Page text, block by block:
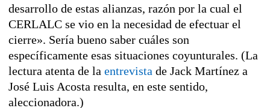
desarrollo de estas alianzas, razón por la cual el
CERLALC se vio en la necesidad de efectuar el
cierre». Sería bueno saber cuáles son
específicamente esas situaciones coyunturales. (La
lectura atenta de la entrevista de Jack Martínez a
José Luis Acosta resulta, en este sentido,
aleccionadora.)